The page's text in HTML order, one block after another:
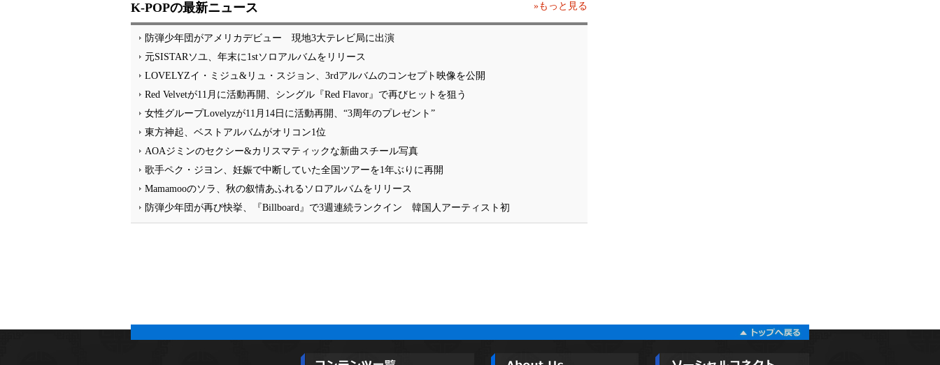
K-POPの最新ニュース »もっと見る
防弾少年団がアメリカデビュー 現地3大テレビ局に出演
元SISTARソユ、年末に1stソロアルバムをリリース
LOVELYZイ・ミジュ&リュ・スジョン、3rdアルバムのコンセプト映像を公開
Red Velvetが11月に活動再開、シングル『Red Flavor』で再びヒットを狙う
女性グループLovelyzが11月14日に活動再開、“3周年のプレゼント”
東方神起、ベストアルバムがオリコン1位
AOAジミンのセクシー&カリスマティックな新曲スチール写真
歌手ペク・ジヨン、妊娠で中断していた全国ツアーを1年ぶりに再開
Mamamooのソラ、秋の叙情あふれるソロアルバムをリリース
防弾少年団が再び快挙、『Billboard』で3週連続ランクイン 韓国人アーティスト初